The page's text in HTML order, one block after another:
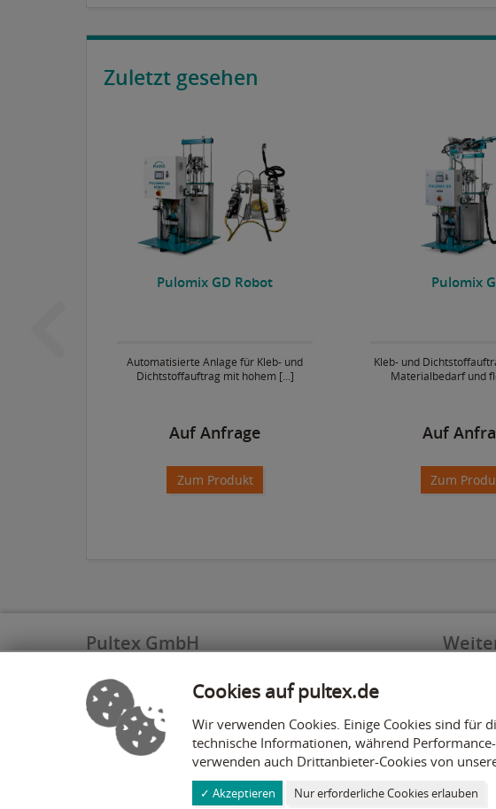
Zuletzt gesehen
Pulomix GD Robot
Automatisierte Anlage für Kleb- und
Dichtstoffauftrag mit hohem [...]
Auf Anfrage
Zum Produkt
Pulomix
Kleb- und
Materialbedarf und
Auf
Zum
Pultex GmbH
Völlesbruchstraße 29
52152 Simmerath
info@pultex.de
+49 2473 92 78 - 0
+49 2473 92 78 - 78
Cookie-
Spare
Cookies auf pultex.de
Wir verwenden Cookies. Einige Cookies sind für
technische Informationen, während
verwenden auch Drittanbieter-Cookies von
✓ Akzeptieren Nur erforderliche Cookies erlauben